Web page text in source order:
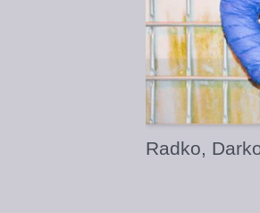
Radko,